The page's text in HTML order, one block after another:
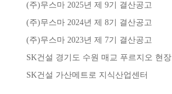
(주)무스마 2025년 제 9기 결산공고
(주)무스마 2024년 제 8기 결산공고
(주)무스마 2023년 제 7기 결산공고
SK건설 경기도 수원 매교 푸르지오 현장
SK건설 가산메트로 지식산업센터